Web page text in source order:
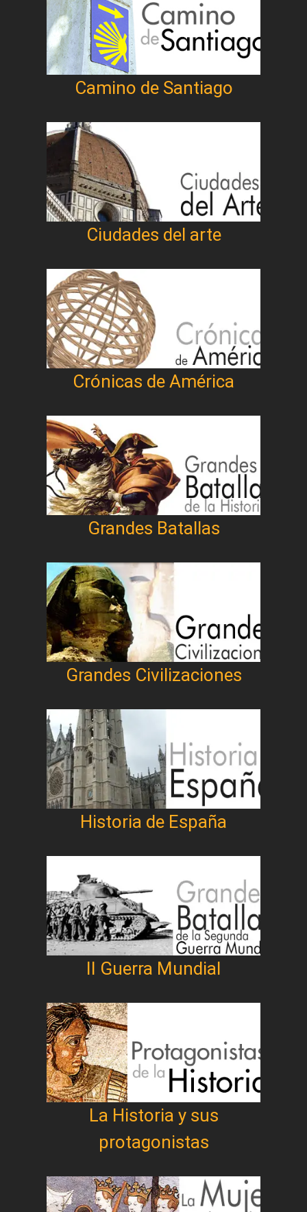
Camino de Santiago
Ciudades del arte
Crónicas de América
Grandes Batallas
Grandes Civilizaciones
Historia de España
II Guerra Mundial
La Historia y sus
protagonistas